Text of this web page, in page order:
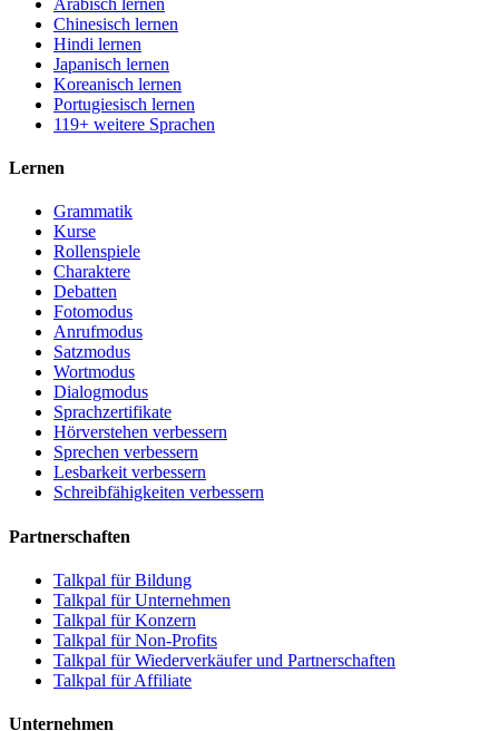
Chinesisch lernen
Hindi lernen
Japanisch lernen
Koreanisch lernen
Portugiesisch lernen
119+ weitere Sprachen
Lernen
Grammatik
Kurse
Rollenspiele
Charaktere
Debatten
Fotomodus
Anrufmodus
Satzmodus
Wortmodus
Dialogmodus
Sprachzertifikate
Hörverstehen verbessern
Sprechen verbessern
Lesbarkeit verbessern
Schreibfähigkeiten verbessern
Partnerschaften
Talkpal für Bildung
Talkpal für Unternehmen
Talkpal für Konzern
Talkpal für Non-Profits
Talkpal für Wiederverkäufer und Partnerschaften
Talkpal für Affiliate
Unternehmen